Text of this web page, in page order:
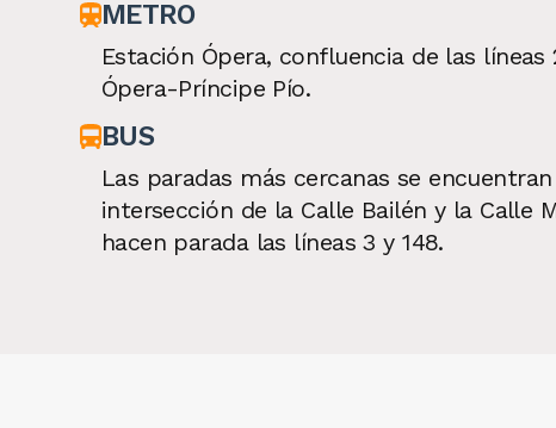
METRO
Estación Ópera, confluencia de las líneas
Ópera-Príncipe Pío.
BUS
Las paradas más cercanas se
intersección de la Calle Bailén y la Calle
hacen parada las líneas 3 y 148.